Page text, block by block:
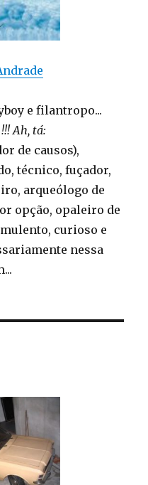
e filantropo...
Ah, tá:
de causos),
técnico, fuçador,
arqueólogo de
opção, opaleiro de
curioso e
nessa